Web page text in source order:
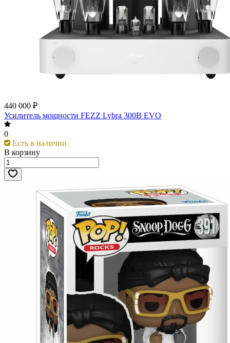
440 000 ₽
Усилитель мощности FEZZ Lybra 300B EVO
0
Есть в наличии
В корзину